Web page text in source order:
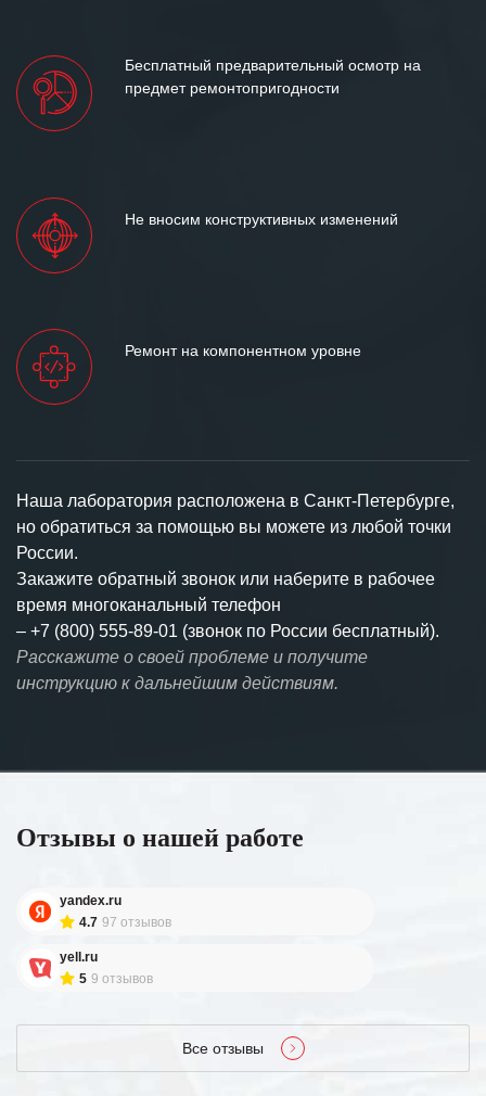
Бесплатный предварительный осмотр на
предмет ремонтопригодности
Не вносим конструктивных изменений
Ремонт на компонентном уровне
Наша лаборатория расположена в Санкт-Петербурге,
но обратиться за помощью вы можете из любой точки
России.
Закажите обратный звонок или наберите в рабочее
время многоканальный телефон
– +7 (800) 555-89-01 (звонок по России бесплатный).
Расскажите о своей проблеме и получите
инструкцию к дальнейшим действиям.
Отзывы о нашей работе
yandex.ru
4.7 97 отзывов
yell.ru
5 9 отзывов
Все отзывы